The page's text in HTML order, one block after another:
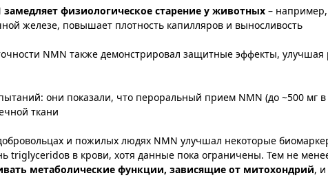
замедляет физиологическое старение у животных –
железе, повышает плотность капилляров и выносливость​
NMN также демонстрировал защитные эффекты, улучшая
они показали, что пероральный прием NMN (до ~500 мг в
ткани​
и пожилых людях NMN улучшал некоторые
triglyceridов в крови, хотя данные пока ограничены. Тем не
метаболические функции, зависящие от митохондрий,